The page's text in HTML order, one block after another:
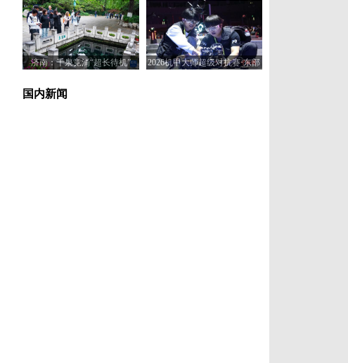
济南：千泉竞涌“超长待机”
2026机甲大师超级对抗赛·东部
国内新闻